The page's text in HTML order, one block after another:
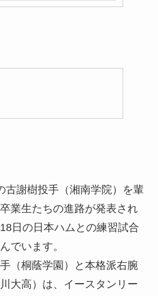
謝樹投手（湘南学院）を輩
業生たちの進路が発表され
日の日本ハムとの練習試合
でいます。
（桐蔭学園）と本格派右腕
大高）は、イースタンリー